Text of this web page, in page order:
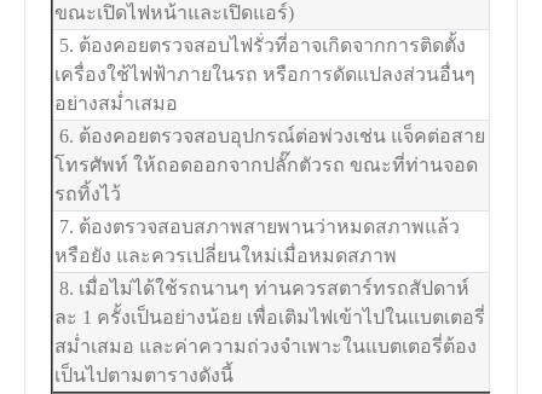
ขณะเปิดไฟหน้าและเปิดแอร์)
5. ต้องคอยตรวจสอบไฟรั่วที่อาจเกิดจากการติดตั้ง
เครื่องใช้ไฟฟ้าภายในรถ หรือการดัดแปลงส่วนอื่นๆ
อย่างสม่ำเสมอ
6. ต้องคอยตรวจสอบอุปกรณ์ต่อพ่วงเช่น แจ็คต่อสาย
โทรศัพท์ ให้ถอดออกจากปลั๊กตัวรถ ขณะที่ท่านจอด
รถทิ้งไว้
7. ต้องตรวจสอบสภาพสายพานว่าหมดสภาพแล้ว
หรือยัง และควรเปลี่ยนใหม่เมื่อหมดสภาพ
8. เมื่อไม่ได้ใช้รถนานๆ ท่านควรสตาร์ทรถสัปดาห์
ละ 1 ครั้งเป็นอย่างน้อย เพื่อเติมไฟเข้าไปในแบตเตอรี่
สม่ำเสมอ และค่าความถ่วงจำเพาะในแบตเตอรี่ต้อง
เป็นไปตามตารางดังนี้